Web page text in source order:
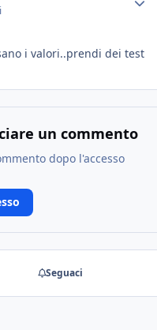
i valori..prendi dei test
un commento
dopo l'accesso
Seguaci